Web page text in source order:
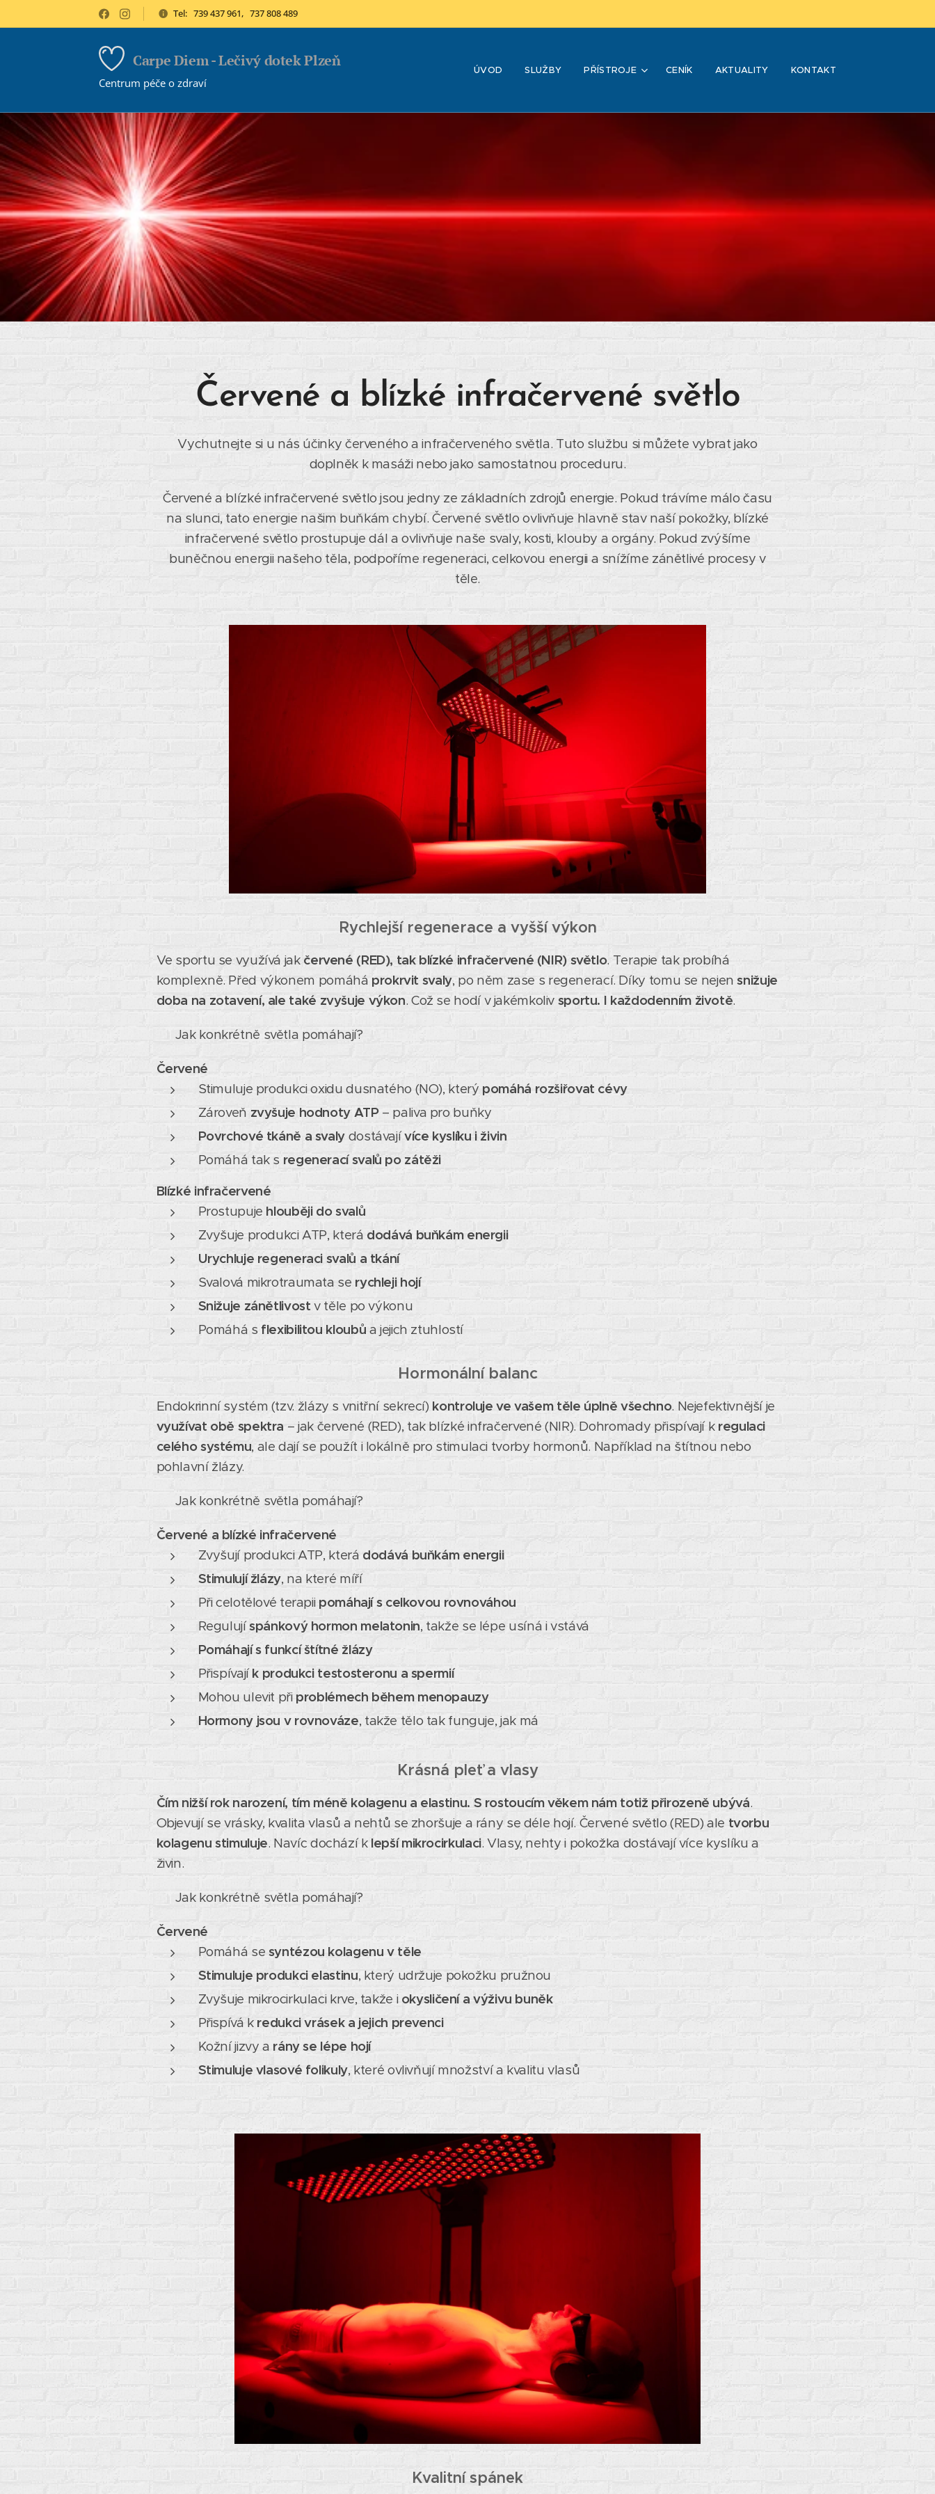
Tel: 739 437 961, 737 808 489
Carpe Diem - Lečivý dotek Plzeň
Centrum péče o zdraví
ÚVOD SLUŽBY PŘÍSTROJE CENÍK AKTUALITY KONTAKT
Červené a blízké infračervené světlo
Vychutnejte si u nás účinky červeného a infračerveného světla. Tuto službu si můžete vybrat jako
doplněk k masáži nebo jako samostatnou proceduru.
Červené a blízké infračervené světlo jsou jedny ze základních zdrojů energie. Pokud trávíme málo času
na slunci, tato energie našim buňkám chybí. Červené světlo ovlivňuje hlavně stav naší pokožky, blízké
infračervené světlo prostupuje dál a ovlivňuje naše svaly, kosti, klouby a orgány. Pokud zvýšíme
buněčnou energii našeho těla, podpoříme regeneraci, celkovou energii a snížíme zánětlivé procesy v
těle.
Rychlejší regenerace a vyšší výkon
Ve sportu se využívá jak červené (RED), tak blízké infračervené (NIR) světlo. Terapie tak probíhá
komplexně. Před výkonem pomáhá prokrvit svaly, po něm zase s regenerací. Díky tomu se nejensnižuje
doba na zotavení, ale také zvyšuje výkon. Což se hodí v jakémkoliv sportu. I každodenním životě.
💡 Jak konkrétně světla pomáhají?
Červené
Stimuluje produkci oxidu dusnatého (NO), který pomáhá rozšiřovat cévy
Zároveň zvyšuje hodnoty ATP– paliva pro buňky
Povrchové tkáně a svaly dostávajívíce kyslíku i živin
Pomáhá tak s regenerací svalů po zátěži
Blízké infračervené
Prostupuje hlouběji do svalů
Zvyšuje produkci ATP, která dodává buňkám energii
Urychluje regeneraci svalů a tkání
Svalová mikrotraumata se rychleji hojí
Snižuje zánětlivost v těle po výkonu
Pomáhá s flexibilitou kloubů a jejich ztuhlostí
Hormonální balanc
Endokrinní systém (tzv. žlázy s vnitřní sekrecí) kontroluje ve vašem těle úplně všechno. Nejefektivnější je
využívat obě spektra – jak červené (RED), tak blízké infračervené (NIR). Dohromady přispívají k regulaci
celého systému, ale dají se použít i lokálně pro stimulaci tvorby hormonů. Například na štítnou nebo
pohlavní žlázy.
💡 Jak konkrétně světla pomáhají?
Červené a blízké infračervené
Zvyšují produkci ATP, která dodává buňkám energii
Stimulují žlázy, na které míří
Při celotělové terapii pomáhají s celkovou rovnováhou
Regulujíspánkový hormon melatonin, takže se lépe usíná i vstává
Pomáhají s funkcí štítné žlázy
Přispívajík produkci testosteronu a spermií
Mohou ulevit při problémech během menopauzy
Hormony jsou v rovnováze, takže tělo tak funguje, jak má
Krásná pleť a vlasy
Čím nižší rok narození, tím méně kolagenu a elastinu. S rostoucím věkem nám totiž přirozeně ubývá.
Objevují se vrásky, kvalita vlasů a nehtů se zhoršuje a rány se déle hojí. Červené světlo (RED) ale tvorbu
kolagenu stimuluje. Navíc dochází k lepší mikrocirkulaci. Vlasy, nehty i pokožka dostávají více kyslíku a
živin.
💡 Jak konkrétně světla pomáhají?
Červené
Pomáhá se syntézou kolagenu v těle
Stimuluje produkci elastinu, který udržuje pokožku pružnou
Zvyšuje mikrocirkulaci krve, takže i okysličení a výživu buněk
Přispívá k redukci vrásek a jejich prevenci
Kožní jizvy a rány se lépe hojí
Stimuluje vlasové folikuly, které ovlivňují množství a kvalitu vlasů
Kvalitní spánek